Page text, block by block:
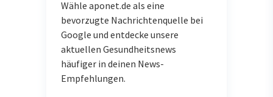
Wähle aponet.de als eine
bevorzugte Nachrichtenquelle bei
Google und entdecke unsere
aktuellen Gesundheitsnews
häufiger in deinen News-
Empfehlungen.